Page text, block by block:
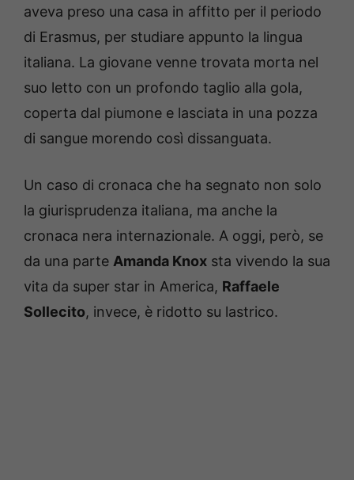
aveva preso una casa in affitto per il periodo
di Erasmus, per studiare appunto la lingua
italiana. La giovane venne trovata morta nel
suo letto con un profondo taglio alla gola,
coperta dal piumone e lasciata in una pozza
di sangue morendo così dissanguata.
Un caso di cronaca che ha segnato non solo
la giurisprudenza italiana, ma anche la
cronaca nera internazionale. A oggi, però, se
da una parte Amanda Knox sta vivendo la sua
vita da super star in America, Raffaele
Sollecito, invece, è ridotto su lastrico.